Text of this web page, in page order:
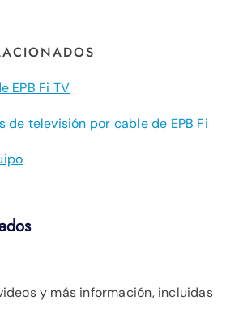
EPB Fi TV
de televisión por cable de EPB Fi
y más información, incluidas